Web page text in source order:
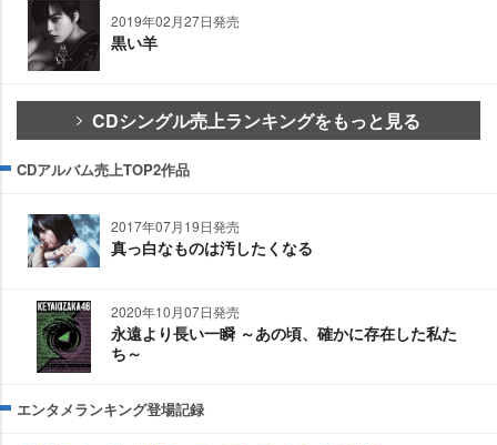
2019年02月27日発売
黒い羊
CDシングル売上ランキングをもっと見る
CDアルバム売上TOP2作品
2017年07月19日発売
真っ白なものは汚したくなる
2020年10月07日発売
永遠より長い一瞬 ～あの頃、確かに存在した私た
ち～
エンタメランキング登場記録